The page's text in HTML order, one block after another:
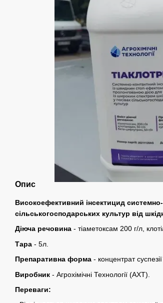
Опис
Високоефективний інсектицид системно-
сільськогосподарських культур від
Діюча речовина - тіаметоксам 200 г/л,
Тара - 5л.
Препаративна форма - концентрат
Виробник - Агрохімічні Технології (АХТ).
Переваги: